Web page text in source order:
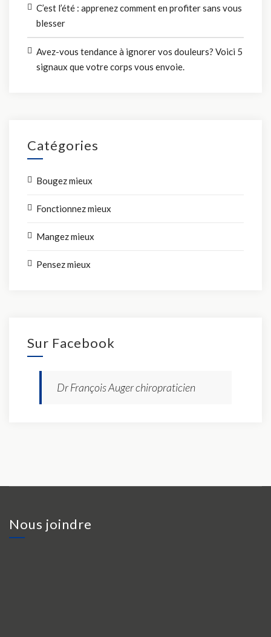
C’est l’été : apprenez comment en profiter sans vous
blesser
Avez-vous tendance à ignorer vos douleurs? Voici 5
signaux que votre corps vous envoie.
Catégories
Bougez mieux
Fonctionnez mieux
Mangez mieux
Pensez mieux
Sur Facebook
Dr François Auger chiropraticien
Nous joindre